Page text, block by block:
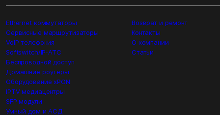
Ethernet коммутаторы
Сервисные маршрутизаторы
VoIP телефония
Softswitch/IP-ATC
Беспроводной доступ
Домашние роутеры
Оборудование xPON
IPTV медиацентры
SFP модули
Умный дом и АСД
Возврат и ремонт
Контакты
О компании
Статьи